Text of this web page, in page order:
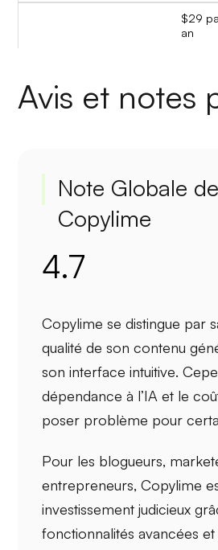
$29
an
Avis et notes
Note Globale de
Copylime
4.7
Copylime se distingue par
qualité de son contenu
soninterface intuitive.
dépendance à l’IA et le
poser problème pour
Pour les blogueurs,
entrepreneurs, Copylime
investissementjudicieux
fonctionnalités avancées et